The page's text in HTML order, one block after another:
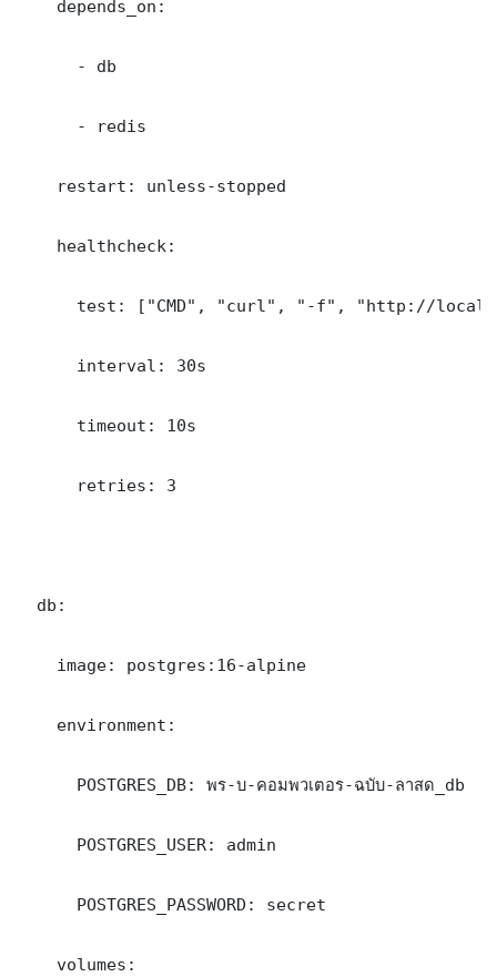
    depends_on:
      - db
      - redis
    restart: unless-stopped
    healthcheck:
test: ["CMD", "curl", "-f", "http://
      interval: 30s
      timeout: 10s
      retries: 3
  db:
    image: postgres:16-alpine
    environment:
      POSTGRES_DB: พร-บ-คอมพวเตอร-ฉบับ-ลาสด_db
      POSTGRES_USER: admin
      POSTGRES_PASSWORD: secret
    volumes: